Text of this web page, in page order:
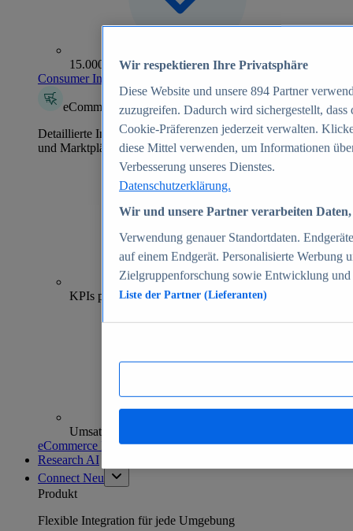
15.000+ Marken
Consumer Insights entdecken
eCommerce Insights
Detaillierte Informationen zu mehr als 39.000 Online-Shops
und Marktplätzen
70+
KPIs pro Shop
Umsatzanalysen und -prognosen
eCommerce Insights entdecken
Research AI
Connect Neu
Produkt
Flexible Integration für jede Umgebung
Wir respektieren Ihre Privatsphäre
Diese Website und unsere 894 Partner
zuzugreifen. Dadurch wird sichergestellt,
Cookie-Präferenzen jederzeit verwalten.
diese Mittel verwenden, um Informationen
Verbesserung unseres Dienstes.
Datenschutzerklärung.
Wir und unsere Partner verarbeiten
Verwendung genauer Standortdaten.
auf einem Endgerät. Personalisierte Werbung
Zielgruppenforschung sowie Entwicklung
Liste der Partner (Lieferanten)